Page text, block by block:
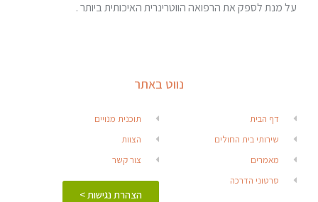
על מנת לספק את הרפואה הווטרינרית האיכותית ביותר .
נווט באתר
דף הבית
שירותי בית החולים
מאמרים
סרטוני הדרכה
תוכנית מנויים
הצוות
צור קשר
הצהרת נגישות >